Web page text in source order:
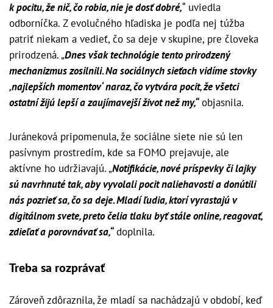
k pocitu, že nič, čo robia, nie je dosť dobré,“ uviedla
odborníčka. Z evolučného hľadiska je podľa nej túžba
patriť niekam a vedieť, čo sa deje v skupine, pre človeka
prirodzená. „Dnes však technológie tento prirodzený
mechanizmus zosilnili. Na sociálnych sieťach vidíme stovky
‚najlepších momentov‘ naraz, čo vytvára pocit, že všetci
ostatní žijú lepší a zaujímavejší život než my,“objasnila.
Juráneková pripomenula, že sociálne siete nie sú len
pasívnym prostredím, kde sa FOMO prejavuje, ale
aktívne ho udržiavajú. „Notifikácie, nové príspevky či lajky
sú navrhnuté tak, aby vyvolali pocit naliehavosti a donútili
nás pozrieť sa, čo sa deje. Mladí ľudia, ktorí vyrastajú v
digitálnom svete, preto čelia tlaku byť stále online, reagovať,
zdieľať a porovnávať sa,“doplnila.
Treba sa rozprávať
Zároveň zdôraznila, že mladí sa nachádzajú v období, keď